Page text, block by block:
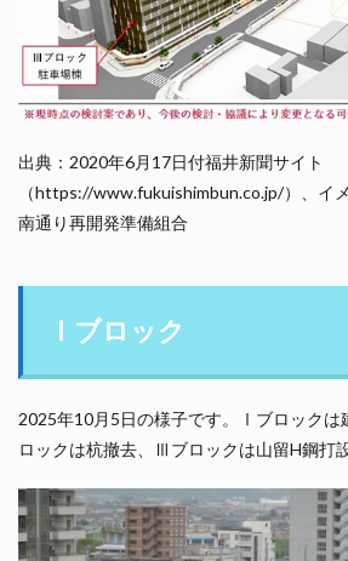
出典：2020年6月17日付福井新聞サイト
（https://www.fukuishimbun.co.jp/）、イ
南通り再開発準備組合
Ⅰブロック
2025年10月5日の様子です。Ⅰブロック
ロックは杭撤去、Ⅲブロックは山留H鋼打